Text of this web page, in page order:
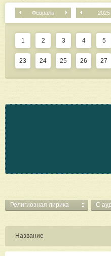
Февраль 2025
1 2 3 4 5
23 24 25 26 27
Религиозная лирика C
Название